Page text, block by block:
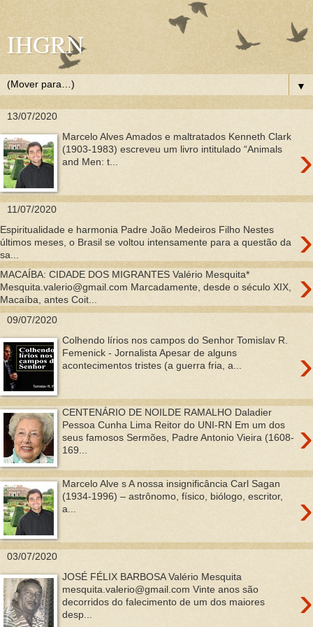
IHGRN
▼
13/07/2020
›
Marcelo Alves Amados e maltratados Kenneth Clark
(1903-1983) escreveu um livro intitulado “Animals
and Men: t...
11/07/2020
›
Espiritualidade e harmonia Padre João Medeiros Filho Nestes
últimos meses, o Brasil se voltou intensamente para a questão da
sa...
›
MACAÍBA: CIDADE DOS MIGRANTES Valério Mesquita*
Mesquita.valerio@gmail.com Marcadamente, desde o século XIX,
Macaíba, antes Coit...
09/07/2020
›
Colhendo lírios nos campos do Senhor Tomislav R.
Femenick - Jornalista Apesar de alguns
acontecimentos tristes (a guerra fria, a...
›
CENTENÁRIO DE NOILDE RAMALHO Daladier
Pessoa Cunha Lima Reitor do UNI-RN Em um dos
seus famosos Sermões, Padre Antonio Vieira (1608-
169...
›
Marcelo Alve s A nossa insignificância Carl Sagan
(1934-1996) – astrônomo, físico, biólogo, escritor,
a...
03/07/2020
›
JOSÉ FÉLIX BARBOSA Valério Mesquita
mesquita.valerio@gmail.com Vinte anos são
decorridos do falecimento de um dos maiores
desp...